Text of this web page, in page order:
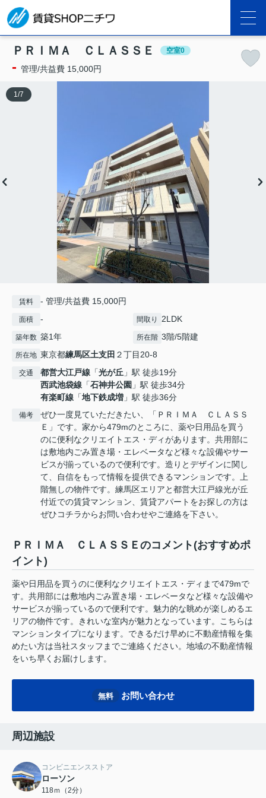
ＰＲＩＭＡ ＣＬＡＳＳＥ 空室0
- 管理/共益費 15,000円
1 /7
賃料 - 管理/共益費 15,000円
面積 - 間取り 2LDK
築年数 築1年 所在階 3階/5階建
所在地 東京都練馬区土支田 ２丁目20-8
交通 都営大江戸線 「光が丘 」駅 徒歩19分
西武池袋線 「石神井公園 」駅 徒歩34分
有楽町線 「地下鉄成増 」駅 徒歩36分
備考
ぜひ一度見ていただきたい、「ＰＲＩＭＡ ＣＬＡＳＳ
Ｅ」です。家から479mのところに、薬や日用品を買う
のに便利なクリエイトエス・ディがあります。共用部に
は敷地内ごみ置き場・エレベータなど様々な設備やサー
ビスが揃っているので便利です。造りとデザインに関し
て、自信をもって情報を提供できるマンションです。上
階無しの物件です。練馬区エリアと都営大江戸線光が丘
付近での賃貸マンション、賃貸アパートをお探しの方は
ぜひコチラからお問い合わせやご連絡を下さい。
ＰＲＩＭＡ ＣＬＡＳＳＥのコメント(おすすめポ
イント)
薬や日用品を買うのに便利なクリエイトエス・ディまで479mで
す。共用部には敷地内ごみ置き場・エレベータなど様々な設備や
サービスが揃っているので便利です。魅力的な眺めが楽しめるエ
リアの物件です。きれいな室内が魅力となっています。こちらは
マンションタイプになります。できるだけ早めに不動産情報を集
めたい方は当社スタッフまでご連絡ください。地域の不動産情報
をいち早くお届けします。
無料 お問い合わせ
周辺施設
コンビニエンスストア
ローソン
118ｍ（2分）